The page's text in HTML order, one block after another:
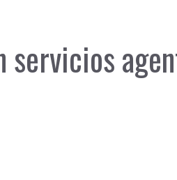
servicios